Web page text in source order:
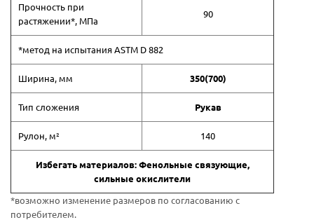
Прочность при
растяжении*, МПа
90
*метод на испытания ASTM D 882
Ширина, мм 350(700)
Тип сложения Рукав
Рулон, м² 140
Избегать материалов: Фенольные связующие,
сильные окислители
*возможно изменение размеров по согласованию с
потребителем.